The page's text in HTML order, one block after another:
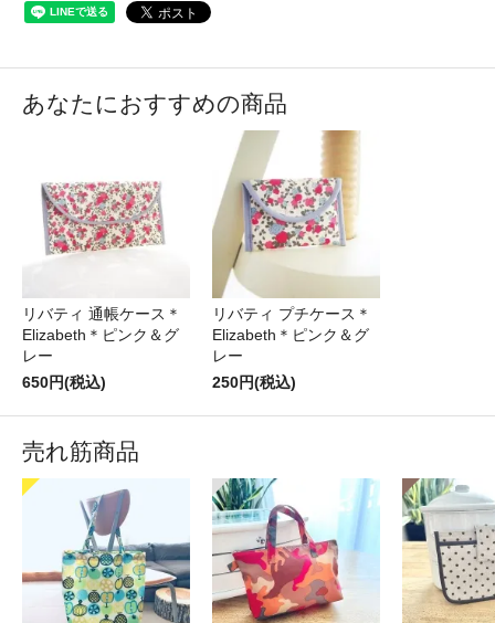
あなたにおすすめの商品
リバティ 通帳ケース＊
Elizabeth＊ピンク＆グ
レー
650円(税込)
リバティ プチケース＊
Elizabeth＊ピンク＆グ
レー
250円(税込)
売れ筋商品